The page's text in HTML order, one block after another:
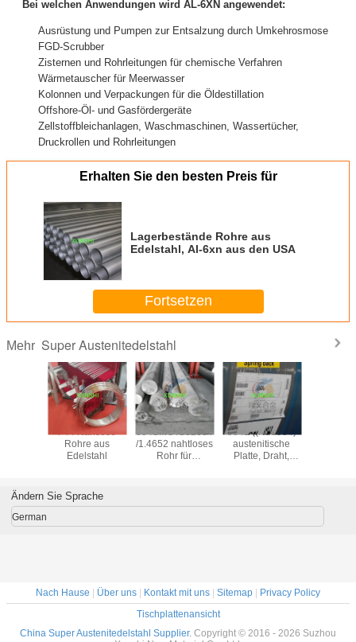
Bei welchen Anwendungen wird AL-6XN angewendet:
Ausrüstung und Pumpen zur Entsalzung durch Umkehrosmose
FGD-Scrubber
Zisternen und Rohrleitungen für chemische Verfahren
Wärmetauscher für Meerwasser
Kolonnen und Verpackungen für die Öldestillation
Offshore-Öl- und Gasfördergeräte
Zellstoffbleichanlagen, Waschmaschinen, Wassertücher,
Druckrollen und Rohrleitungen
Erhalten Sie den besten Preis für
Lagerbestände Rohre aus
Edelstahl, Al-6xn aus den USA
Fortsetzen
Mehr Super Austenitedelstahl
F44 Nahtlose
Rohre aus
Edelstahl
654SMO /S32654
/1.4652 nahtloses
Rohr für
904L ((N08904)
austenitische
Platte, Draht,
Preis
Ändern Sie Sprache
German
Nach Hause | Über uns | Kontakt mit uns | Sitemap | Privacy Policy
Tischplattenansicht
China Super Austenitedelstahl Supplier. Copyright © 2016 - 2026 Suzhou